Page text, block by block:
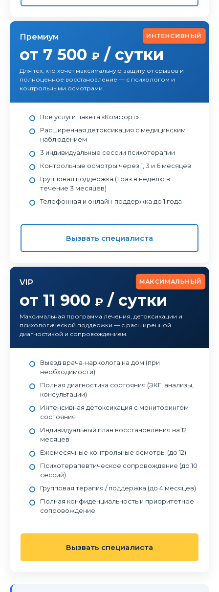
ИНТЕНСИВНЫЙ
Премиум
от 7 500 ₽ / сутки
Для тех, кто хочет максимальную защиту от срывов и
полноценное восстановление — с психологом и
контрольными осмотрами.
Все услуги пакета «Комфорт»
Расширенная детоксикация с медицинским
наблюдением
3 индивидуальные сессии психотерапии
Контрольные осмотры через 1, 3 и 6 месяцев
Групповая поддержка (1 раз в неделю в
течение 3 месяцев)
Телефонная и онлайн-поддержка до 1 года
Вызвать специалиста
МАКСИМАЛЬНЫЙ
VIP
от 11 900 ₽ / сутки
Максимальная программа лечения, детоксикации и
психологической поддержки — с расширенной
диагностикой и сопровождением.
Выезд врача-нарколога на дом (при
необходимости)
Полная диагностика состояния (ЭКГ, анализы,
консультации)
Интенсивная детоксикация с мониторингом
состояния
Индивидуальный план восстановления на 12
месяцев
Ежемесячные контрольные осмотры (до 12)
Психотерапевтическое сопровождение (до 10
сессий)
Групповая терапия / поддержка (до 4 месяцев)
Полная конфиденциальность и приоритетное
сопровождение
Вызвать специалиста